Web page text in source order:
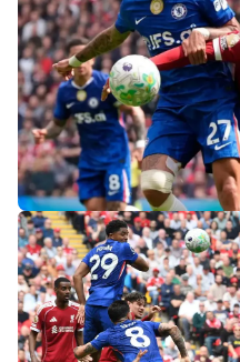
«Слот не тот
«Ливерпуля» и
после ничьей на